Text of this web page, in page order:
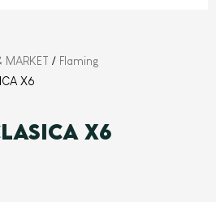
MARKET / Flaming
X6
X6